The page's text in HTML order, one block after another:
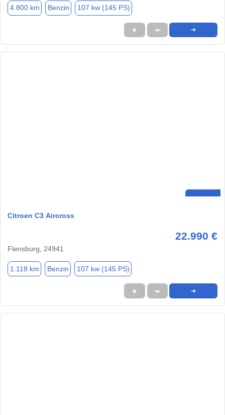
4.800 km Benzin 107 kw (145 PS)
★ ➦ ➜
Citroen C3 Aircross
22.990 €
Flensburg, 24941
1.118 km Benzin 107 kw (145 PS)
★ ➦ ➜